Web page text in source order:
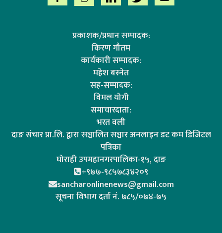
प्रकाशक/प्रधान सम्पादक:
किरण गौतम
कार्यकारी सम्पादक:
महेश बस्नेत
सह-सम्पादक:
विमल योगी
समाचारदाता:
भरत वली
दाङ संचार प्रा.लि. द्वारा सञ्चालित सञ्चार अनलाइन डट कम डिजिटल
पत्रिका
घोराही उपमहानगरपालिका-१५, दाङ
+९७७-९८५७८३४२०९
sancharonlinenews@gmail.com
सूचना विभाग दर्ता न‌ं. ७८५/०७४-७५